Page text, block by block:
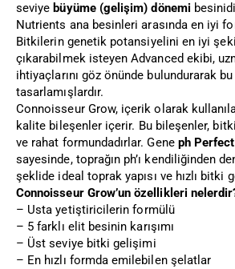
seviye büyüme (gelişim) dönemi
Nutrients ana besinleri arasında en iyi
Bitkilerin genetik potansiyelini en iyi
çıkarabilmek isteyen Advanced ekibi,
ihtiyaçlarını göz önünde bulundurarak
tasarlamışlardır.
Connoisseur Grow, içerik olarak
kalite bileşenler içerir. Bu bileşenler,
ve rahat formundadırlar. Gene ph Perfect
sayesinde, toprağın ph’ı kendiliğinden
şeklide ideal toprak yapısı ve hızlı bitki
Connoisseur Grow’un özellikleri
– Usta yetiştiricilerin formülü
– 5 farklı elit besinin karışımı
– Üst seviye bitki gelişimi
– En hızlı formda emilebilen şelatlar